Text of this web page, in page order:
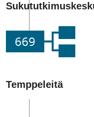
669
Temppeleitä